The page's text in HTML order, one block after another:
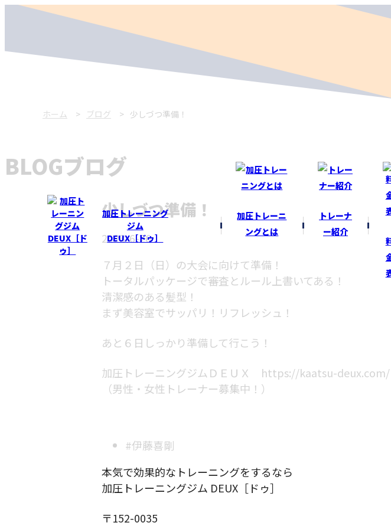
加圧トレーニング
ジム
DEUX［ドゥ］
加圧トレーニ
ングとは
トレーナ
ー紹介
ホーム ブログ 少しづつ準備！
BLOGブログ
少しづつ準備！
2023-6-26
７月２日（日）の大会に向けて準備！
トータルパッケージで審査とルール上書いてある！
清潔感のある髪型！
まず美容室でサッパリ！リフレッシュ！
あと６日しっかり準備して行こう！
加圧トレーニングジムＤＥＵＸ https://kaatsu-deux.com/
（男性・女性トレーナー募集中！）
#伊藤喜剛
本気で効果的なトレーニングをするなら
加圧トレーニングジム DEUX［ドゥ］
〒152-0035